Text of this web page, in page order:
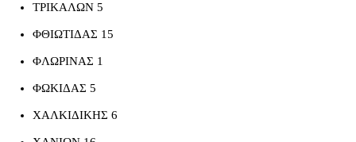
ΤΡΙΚΑΛΩΝ 5
ΦΘΙΩΤΙΔΑΣ 15
ΦΛΩΡΙΝΑΣ 1
ΦΩΚΙΔΑΣ 5
ΧΑΛΚΙΔΙΚΗΣ 6